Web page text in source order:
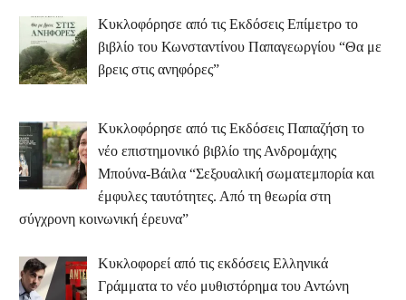
Κυκλοφόρησε από τις Εκδόσεις Επίμετρο το
βιβλίο του Κωνσταντίνου Παπαγεωργίου “Θα με
βρεις στις ανηφόρες”
Κυκλοφόρησε από τις Εκδόσεις Παπαζήση το
νέο επιστημονικό βιβλίο της Ανδρομάχης
Μπούνα-Βάιλα “Σεξουαλική σωματεμπορία και
έμφυλες ταυτότητες. Από τη θεωρία στη
σύγχρονη κοινωνική έρευνα”
Κυκλοφορεί από τις εκδόσεις Ελληνικά
Γράμματα το νέο μυθιστόρημα του Αντώνη